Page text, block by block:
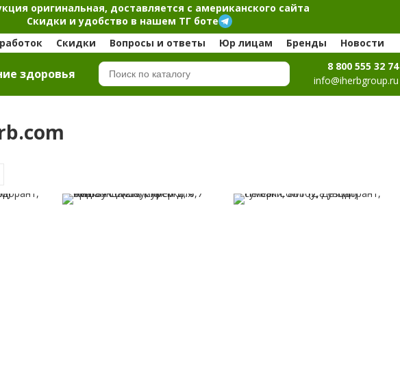
оригинальная, доставляется с американского сайта
Скидки и удобство в нашем ТГ боте
Скидки Вопросы и ответы Юр лицам Бренды Новости
здоровья
8 800 555 32 74
info@iherbgroup.ru